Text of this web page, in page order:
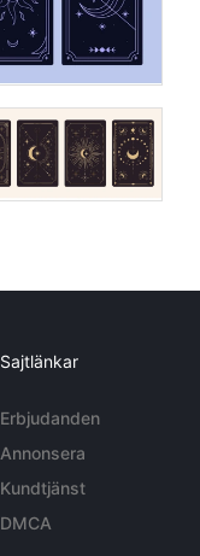
Sajtlänkar
Erbjudanden
Annonsera
Kundtjänst
DMCA